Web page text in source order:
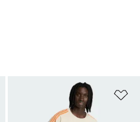
Přidat do seznamu přání